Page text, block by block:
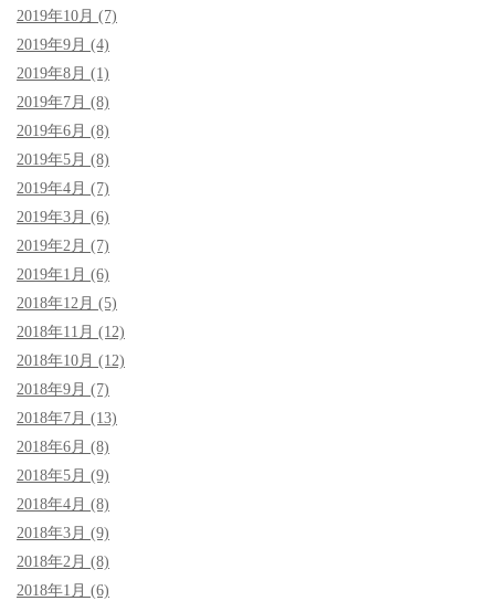
2019年10月 (7)
2019年9月 (4)
2019年8月 (1)
2019年7月 (8)
2019年6月 (8)
2019年5月 (8)
2019年4月 (7)
2019年3月 (6)
2019年2月 (7)
2019年1月 (6)
2018年12月 (5)
2018年11月 (12)
2018年10月 (12)
2018年9月 (7)
2018年7月 (13)
2018年6月 (8)
2018年5月 (9)
2018年4月 (8)
2018年3月 (9)
2018年2月 (8)
2018年1月 (6)